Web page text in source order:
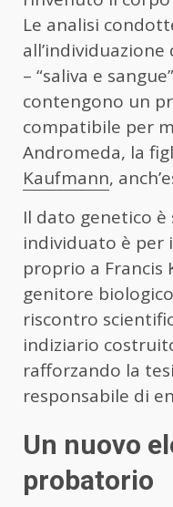
Le analisi
– “saliva e
contengono un
compatibile per
Andromeda, la
Kaufmann,
Il dato genetico
individuato è per
proprio a Francis
genitore
riscontro
indiziario
rafforzando la
responsabile di
Un nuovo
probatorio